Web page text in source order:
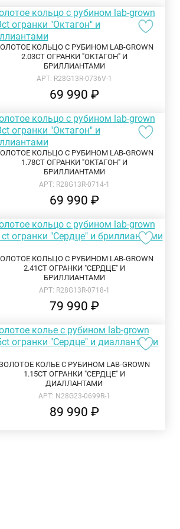
КОЛЬЦО С РУБИНОМ LAB-GROWN
2.03CT ОГРАНКИ "ОКТАГОН" И
БРИЛЛИАНТАМИ
АРТ: R28G13R-0736V-1
69 990 ₽
КОЛЬЦО С РУБИНОМ LAB-GROWN
1.78CT ОГРАНКИ "ОКТАГОН" И
БРИЛЛИАНТАМИ
АРТ: R28G13R-0714-1
69 990 ₽
КОЛЬЦО С РУБИНОМ LAB-GROWN
2.41CT ОГРАНКИ "СЕРДЦЕ" И
БРИЛЛИАНТАМИ
АРТ: R28G13R-0718-1
79 990 ₽
КОЛЬЕ С РУБИНОМ LAB-GROWN
1.15CT ОГРАНКИ "СЕРДЦЕ" И
ДИАЛЛАНТАМИ
АРТ: N28G23-0699R-1
89 990 ₽